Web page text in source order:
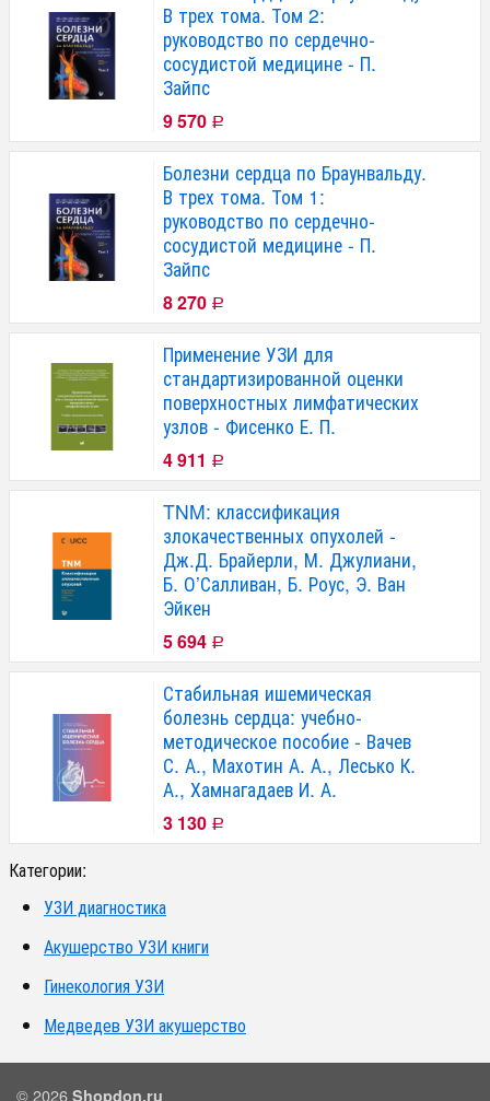
В трех тома. Том 2:
руководство по сердечно-
сосудистой медицине - П.
Зайпс
9 570 Р
Болезни сердца по Браунвальду.
В трех тома. Том 1:
руководство по сердечно-
сосудистой медицине - П.
Зайпс
8 270 Р
Применение УЗИ для
стандартизированной оценки
поверхностных лимфатических
узлов - Фисенко Е. П.
4 911 Р
TNM: классификация
злокачественных опухолей -
Дж.Д. Брайерли, М. Джулиани,
Б. О’Салливан, Б. Роус, Э. Ван
Эйкен
5 694 Р
Стабильная ишемическая
болезнь сердца: учебно-
методическое пособие - Вачев
С. А., Махотин А. А., Лесько К.
А., Хамнагадаев И. А.
3 130 Р
Категории:
УЗИ диагностика
Акушерство УЗИ книги
Гинекология УЗИ
Медведев УЗИ акушерство
© 2026 Shopdon.ru